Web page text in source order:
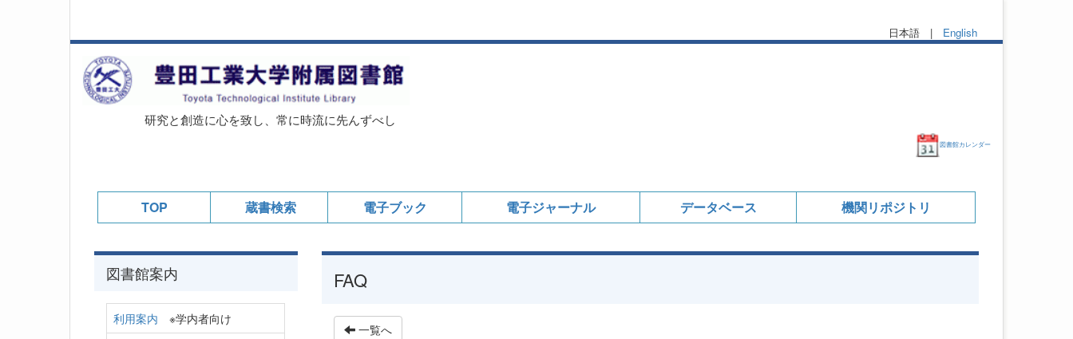
日本語 | English
研究と創造に心を致し、常に時流に先んずべし
図書館カレンダー
TOP 蔵書検索 電子ブック 電子ジャーナル データベース 機関リポジトリ
FAQ
一覧へ
図書館案内
利用案内 ※学内者向け